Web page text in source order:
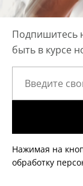
Подпишитесь
быть в курсе
Нажимая на
обработку